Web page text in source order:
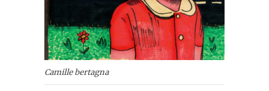
Camille bertagna